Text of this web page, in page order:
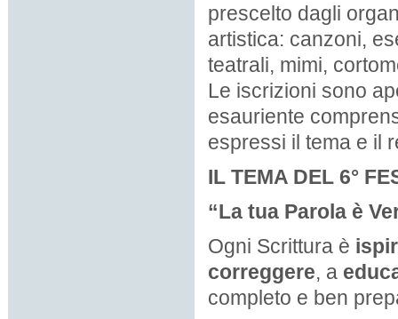
prescelto dagli
artistica: canzoni,
teatrali, mimi,
Le iscrizioni sono
esauriente
espressi il tema e il
IL TEMA DEL 6°
“La tua Parola è
Ogni Scrittura è
correggere, a
completo e ben